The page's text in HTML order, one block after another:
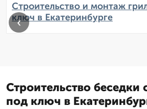
Строительство и монтаж
ключ в Екатеринбурге
‹
Строительство беседки
под ключ в